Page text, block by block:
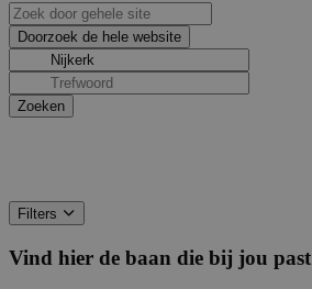
Filters
Vind hier de baan die bij jou past